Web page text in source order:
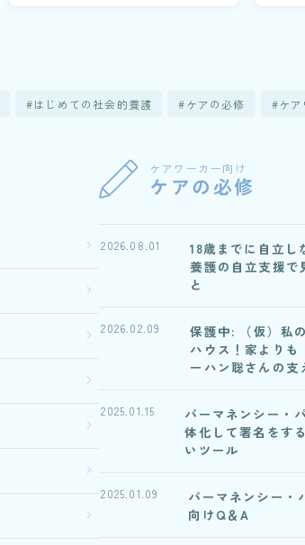
はじめての社会的養護 ケアの必修 ケ
ケアワーカー向け
ケアの必修
18歳までに自立し
養護の自立支援で
と
2026.08.01
保護中: （仮）私
ハウス！家よりも
ーハン聡さんの支
2026.02.09
パーマネンシー・
体化して署名をす
いツール
2025.01.15
パーマネンシー・
向けQ＆A
2025.01.09